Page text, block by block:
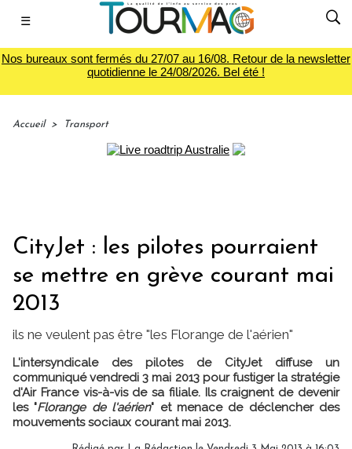
☰
Nos bureaux sont fermés du 27/07 au 16/08. Retour de la newsletter
quotidienne le 24/08/2026. Bel été !
Accueil > Transport
CityJet : les pilotes pourraient
se mettre en grève courant mai
2013
ils ne veulent pas être "les Florange de l'aérien"
L'intersyndicale des pilotes de CityJet diffuse un
communiqué vendredi 3 mai 2013 pour fustiger la stratégie
d'Air France vis-à-vis de sa filiale. Ils craignent de devenir
les "Florange de l'aérien" et menace de déclencher des
mouvements sociaux courant mai 2013.